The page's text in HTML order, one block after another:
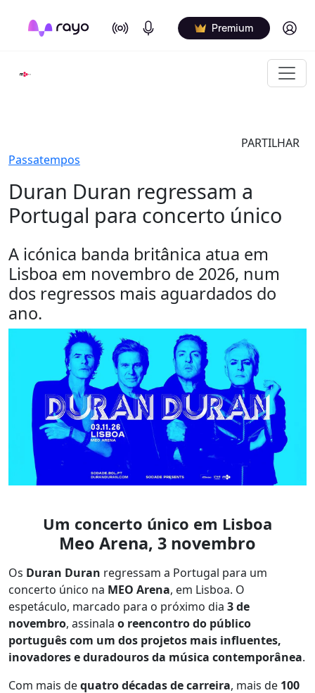
On Air Podcasts Premium Log in
PARTILHAR
Passatempos
Duran Duran regressam a
Portugal para concerto único
A icónica banda britânica atua em
Lisboa em novembro de 2026, num
dos regressos mais aguardados do
ano.
Um concerto único em Lisboa
Meo Arena, 3 novembro
Os Duran Duran regressam a Portugal para um
concerto único na MEO Arena, em Lisboa. O
espetáculo, marcado para o próximo dia 3 de
novembro, assinala o reencontro do público
português com um dos projetos mais influentes,
inovadores e duradouros da música contemporânea.
Com mais dequatro décadas de carreira, mais de 100